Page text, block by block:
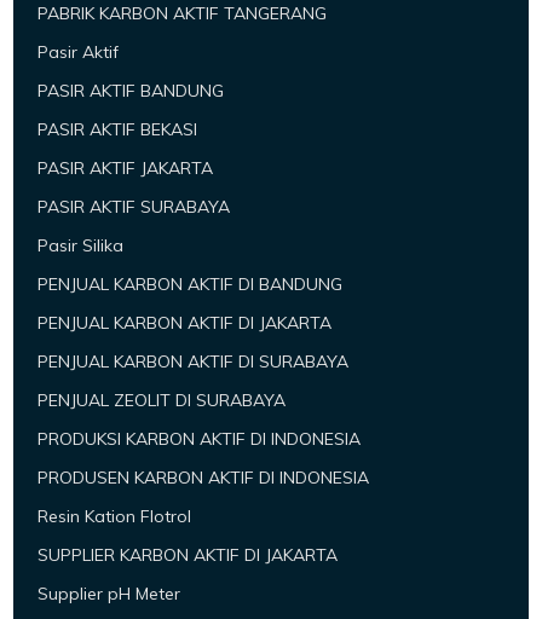
PABRIK KARBON AKTIF TANGERANG
Pasir Aktif
PASIR AKTIF BANDUNG
PASIR AKTIF BEKASI
PASIR AKTIF JAKARTA
PASIR AKTIF SURABAYA
Pasir Silika
PENJUAL KARBON AKTIF DI BANDUNG
PENJUAL KARBON AKTIF DI JAKARTA
PENJUAL KARBON AKTIF DI SURABAYA
PENJUAL ZEOLIT DI SURABAYA
PRODUKSI KARBON AKTIF DI INDONESIA
PRODUSEN KARBON AKTIF DI INDONESIA
Resin Kation Flotrol
SUPPLIER KARBON AKTIF DI JAKARTA
Supplier pH Meter